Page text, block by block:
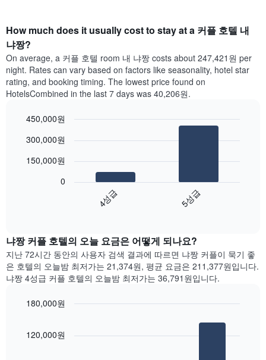
How much does it usually cost to stay at a 커플 호텔 내
냐짱?
On average, a 커플 호텔 room 내 냐짱 costs about 247,421원 per
night. Rates can vary based on factors like seasonality, hotel star
rating, and booking timing. The lowest price found on
HotelsCombined in the last 7 days was 40,206원.
chart
는
지
난
3
일
의
룸
graphic.
4성급 5성급
0
150,000원
300,000원
450,000원
냐짱 커플 호텔의 오늘 요금은 어떻게 되나요?
지난 72시간 동안의 사용자 검색 결과에 따르면 냐짱 커플이 묵기 좋
은 호텔의 오늘밤 최저가는 21,374원, 평균 요금은 211,377원입니다.
냐짱 4성급 커플 호텔의 오늘밤 최저가는 36,791원입니다.
with
120,000원
180,000원